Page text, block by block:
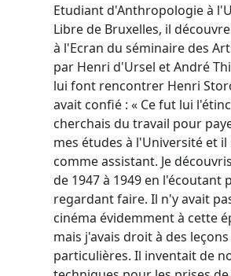
Etudiant d'Anthropologie à
Libre de Bruxelles, il
à l'Ecran du séminaire des
par Henri d'Ursel et André
lui font rencontrer Henri
avait confié : « Ce fut lui
cherchais du travail pour
mes études à l'Université et il
comme assistant. Je
de 1947 à 1949 en l'écoutant
regardant faire. Il n'y avait
cinéma évidemment à cette
mais j'avais droit à des leçons
particulières. Il inventait de